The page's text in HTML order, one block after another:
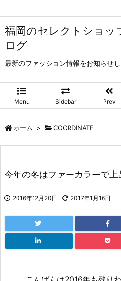
福岡のセレクトショッ
ログ
最新のファッション情報をお知らせし
Menu Sidebar Prev
ホーム > COORDINATE
今年の冬はファーカラーで
2016年12月20日 2017年1月16日
こんばんは2016年も残り